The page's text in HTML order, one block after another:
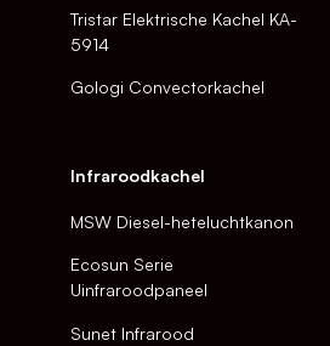
Tristar Elektrische Kachel KA-
5914
Gologi Convectorkachel
Infraroodkachel
MSW Diesel-heteluchtkanon
Ecosun Serie
Uinfraroodpaneel
Sunet Infrarood